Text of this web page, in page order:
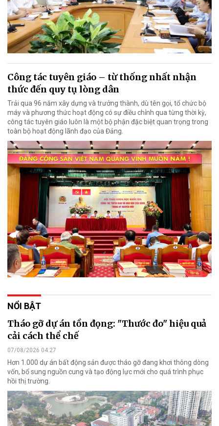
Công tác tuyên giáo – từ thống nhất nhận
thức đến quy tụ lòng dân
Trải qua 96 năm xây dựng và trưởng thành, dù tên gọi, tổ chức bộ
máy và phương thức hoạt động có sự điều chỉnh qua từng thời kỳ,
công tác tuyên giáo luôn là một bộ phận đặc biệt quan trọng trong
toàn bộ hoạt động lãnh đạo của Đảng.
NỔI BẬT
Tháo gỡ dự án tồn đọng: "Thước đo" hiệu quả
cải cách thể chế
07/08/2026 04:27
Hơn 1.000 dự án bất động sản được tháo gỡ đang khơi thông dòng
vốn, bổ sung nguồn cung và tạo động lực mới cho quá trình phục
hồi thị trường.